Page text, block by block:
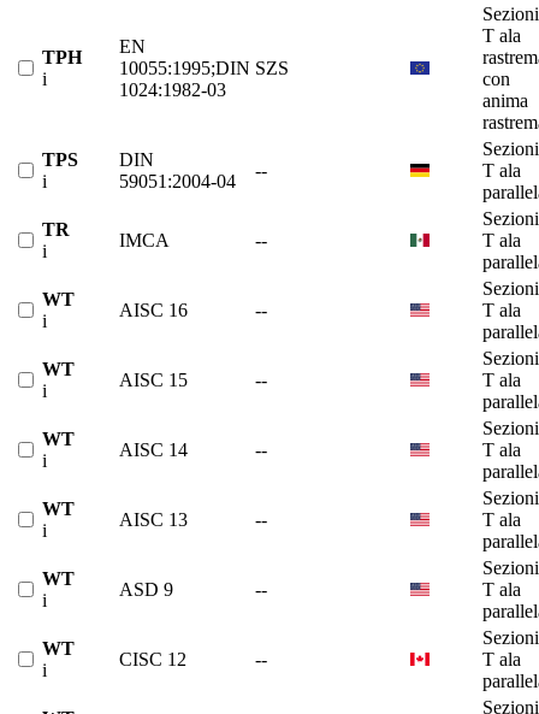
TPH
i
EN
10055:1995;DIN
1024:1982-03
SZS
T ala
con
anima
TPS
i
DIN
59051:2004-04
--
T ala
TR
i
IMCA --
T ala
WT
i
AISC 16 --
T ala
WT
i
AISC 15 --
T ala
WT
i
AISC 14 --
T ala
WT
i
AISC 13 --
T ala
WT
i
ASD 9 --
T ala
WT
i
CISC 12 --
T ala